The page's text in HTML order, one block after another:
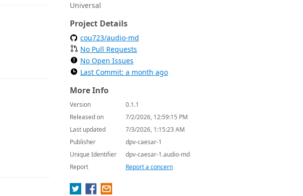
Universal
Project Details
cou723/audio-md
No Pull Requests
No Open Issues
Last Commit: a month ago
More Info
Version
0.1.1
Released on
7/2/2026, 12:59:15 PM
Last updated
7/3/2026, 1:15:23 AM
Publisher
dpv-caesar-1
Unique Identifier
dpv-caesar-1.audio-md
Report
Report a concern